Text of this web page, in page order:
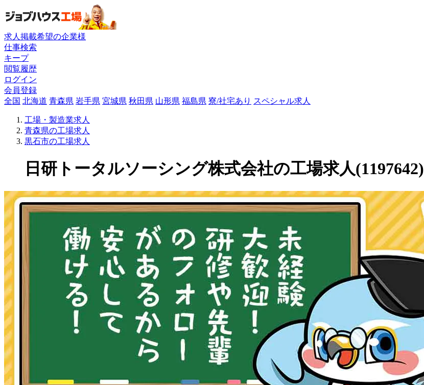
求人掲載希望の企業様
仕事検索
キープ
閲覧履歴
ログイン
会員登録
全国 北海道 青森県 岩手県 宮城県 秋田県 山形県 福島県 寮/社宅あり スペシャル求人
工場・製造業求人
青森県の工場求人
黒石市の工場求人
日研トータルソーシング株式会社の工場求人(1197642)